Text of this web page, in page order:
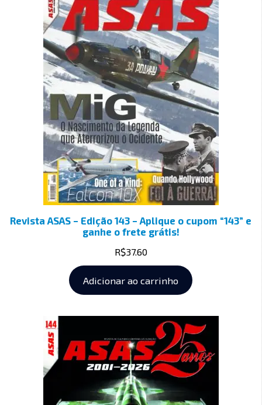
Revista ASAS – Edição 143 – Aplique o cupom “143” e
ganhe o frete grátis!
R$37.60
Adicionar ao carrinho